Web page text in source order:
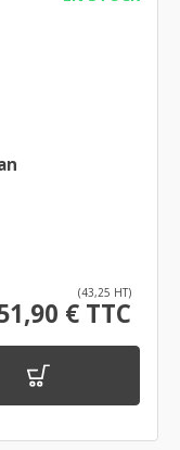
(43,25 HT)
€ TTC